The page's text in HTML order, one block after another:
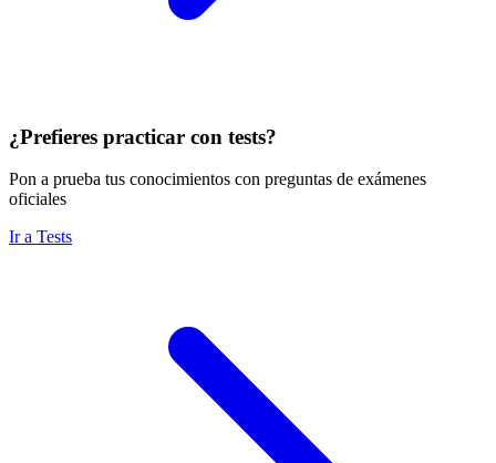
¿Prefieres practicar con tests?
Pon a prueba tus conocimientos con preguntas de exámenes
oficiales
Ir a Tests